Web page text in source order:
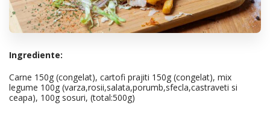
Ingrediente:
Carne 150g (congelat), cartofi prajiti 150g (congelat), mix
legume 100g (varza,rosii,salata,porumb,sfecla,castraveti si
ceapa), 100g sosuri, (total:500g)